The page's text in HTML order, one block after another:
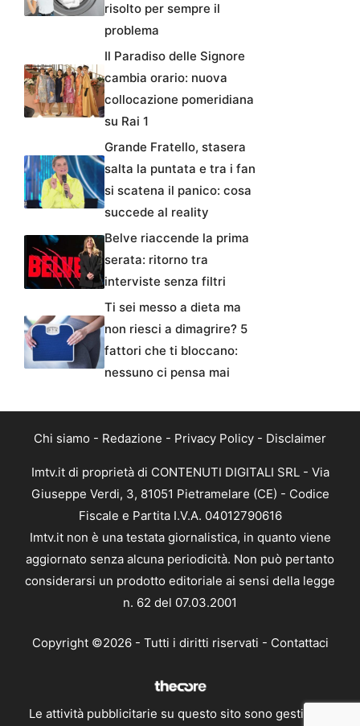
risolto per sempre il
problema
Il Paradiso delle Signore
cambia orario: nuova
collocazione pomeridiana
su Rai 1
Grande Fratello, stasera
salta la puntata e tra i fan
si scatena il panico: cosa
succede al reality
Belve riaccende la prima
serata: ritorno tra
interviste senza filtri
Ti sei messo a dieta ma
non riesci a dimagrire? 5
fattori che ti bloccano:
nessuno ci pensa mai
Chi siamo - Redazione - Privacy Policy - Disclaimer
Imtv.it di proprietà di CONTENUTI DIGITALI SRL - Via
Giuseppe Verdi, 3, 81051 Pietramelare (CE) - Codice
Fiscale e Partita I.V.A. 04012790616
Imtv.it non è una testata giornalistica, in quanto viene
aggiornato senza alcuna periodicità. Non può pertanto
considerarsi un prodotto editoriale ai sensi della legge
n. 62 del 07.03.2001
Copyright ©2026 - Tutti i diritti riservati - Contattaci
Le attività pubblicitarie su questo sito sono gestite da